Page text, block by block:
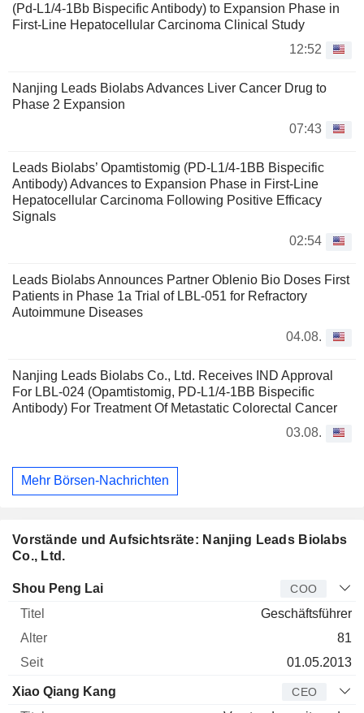
(Pd-L1/4-1Bb Bispecific Antibody) to Expansion Phase in
First-Line Hepatocellular Carcinoma Clinical Study
12:52
Nanjing Leads Biolabs Advances Liver Cancer Drug to
Phase 2 Expansion
07:43
Leads Biolabs’ Opamtistomig (PD-L1/4-1BB Bispecific
Antibody) Advances to Expansion Phase in First-Line
Hepatocellular Carcinoma Following Positive Efficacy
Signals
02:54
Leads Biolabs Announces Partner Oblenio Bio Doses First
Patients in Phase 1a Trial of LBL‑051 for Refractory
Autoimmune Diseases
04.08.
Nanjing Leads Biolabs Co., Ltd. Receives IND Approval
For LBL-024 (Opamtistomig, PD-L1/4-1BB Bispecific
Antibody) For Treatment Of Metastatic Colorectal Cancer
03.08.
Mehr Börsen-Nachrichten
Vorstände und Aufsichtsräte: Nanjing Leads Biolabs
Co., Ltd.
Manager Titel
Shou Peng Lai COO
Geschäftsführer
81
01.05.2013
Xiao Qiang Kang CEO